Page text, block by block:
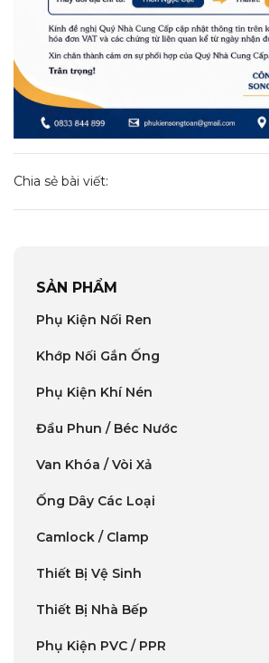
Chia sẻ bài viết:
SẢN PHẨM
Phụ Kiện Nối Ren
Khớp Nối Gắn Ống
Phụ Kiện Khí Nén
Đầu Phun / Béc Nước
Van Khóa / Vòi Xả
Ống Dây Các Loại
Camlock / Clamp
Thiết Bị Vệ Sinh
Thiết Bị Nhà Bếp
Phụ Kiện PVC / PPR